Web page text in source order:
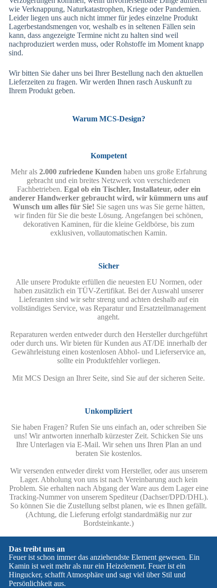
wie Verknappung, Naturkatastrophen, Kriege oder Pandemien.
Leider liegen uns auch nicht immer für jedes einzelne Produkt
Lagerbestandsmengen vor, weshalb es in seltenen Fällen sein
kann, dass angezeigte Termine nicht zu halten sind weil
nachproduziert werden muss, oder Rohstoffe im Moment knapp
sind.
Wir bitten Sie daher uns bei Ihrer Bestellung nach den aktuellen
Lieferzeiten zu fragen. Wir werden Ihnen rasch Auskunft zu
Ihrem Produkt geben.
Warum MCS-Design?
Kompetent
Mehr als 2.000 zufriedene Kunden haben uns große Erfahrung
gebracht und ein breites Netzwerk von verschiedenen
Fachbetrieben. Egal ob ein Tischler, Installateur, oder ein
anderer Handwerker gebraucht wird, wir kümmern uns auf
Wunsch um alles für Sie! Sie sagen uns was Sie gerne hätten,
wir finden für Sie die beste Lösung. Angefangen bei schönen,
dekorativen Kaminen, für die kleine Geldbörse, bis zum
exklusiven, vollautomatischen Kamin.
Sicher
Alle unsere Produkte erfüllen die neuesten EU Normen, oder
haben zusätzlich ein TÜV-Zertifikat. Bei der Auswahl unserer
Lieferanten sind wir sehr streng und achten deshalb auf ein
vollständiges Service, was Reparatur und Ersatzteilmanagement
angeht.
Reparaturen werden entweder durch den Hersteller durchgeführt
oder durch uns. Wir bieten für Kunden aus AT/DE innerhalb der
Gewährleistung einen kostenlosen Abhol- und Lieferservice an,
sollte ein Produktfehler vorliegen.
Mit MCS Design an Ihrer Seite, sind Sie auf der sicheren Seite.
Unkompliziert
Sie haben Fragen? Rufen Sie uns einfach an, oder schreiben Sie
uns! Wir antworten innerhalb kürzester Zeit. Schicken Sie uns
Ihre Unterlagen via E-Mail. Wir sehen uns Ihren Plan an und
beraten Sie kostenlos.
Wir versenden entweder direkt vom Hersteller, oder aus unserem
Lager. Abholung von uns ist nach Vereinbarung auch kein
Problem. Sie erhalten nach Abgang der Ware aus dem Lager eine
Tracking-Nummer von unserem Spediteur (Dachser/DPD/DHL).
So können Sie die Zustellung selbst planen, wie es Ihnen gefällt.
(Achtung, die Lieferung erfolgt standardmäßig nur zur
Bordsteinkante.)
Das treibt uns an
Feuer ist schon immer das anziehendste Element gewesen. Ein
Kamin ist weit mehr als nur ein Heizelement. Feuer ist ein
Hingucker, schafft Atmosphäre und sagt viel über Stil und
Persönlichkeit aus.